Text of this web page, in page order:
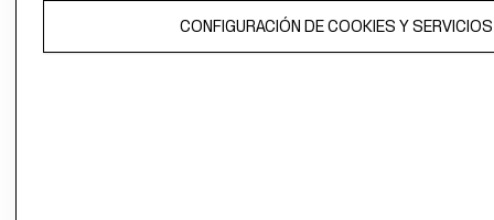
CONFIGURACIÓN DE COOKIES Y SERVICIOS